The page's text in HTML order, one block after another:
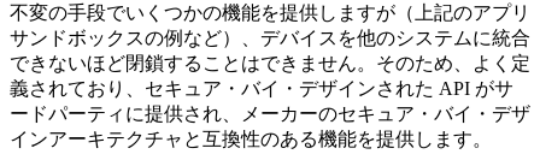
不変の手段でいくつかの機能を提供しますが（上記のアプリ
サンドボックスの例など）、デバイスを他のシステムに統合
できないほど閉鎖することはできません。そのため、よく定
義されており、セキュア・バイ・デザインされた API がサ
ードパーティに提供され、メーカーのセキュア・バイ・デザ
インアーキテクチャと互換性のある機能を提供します。